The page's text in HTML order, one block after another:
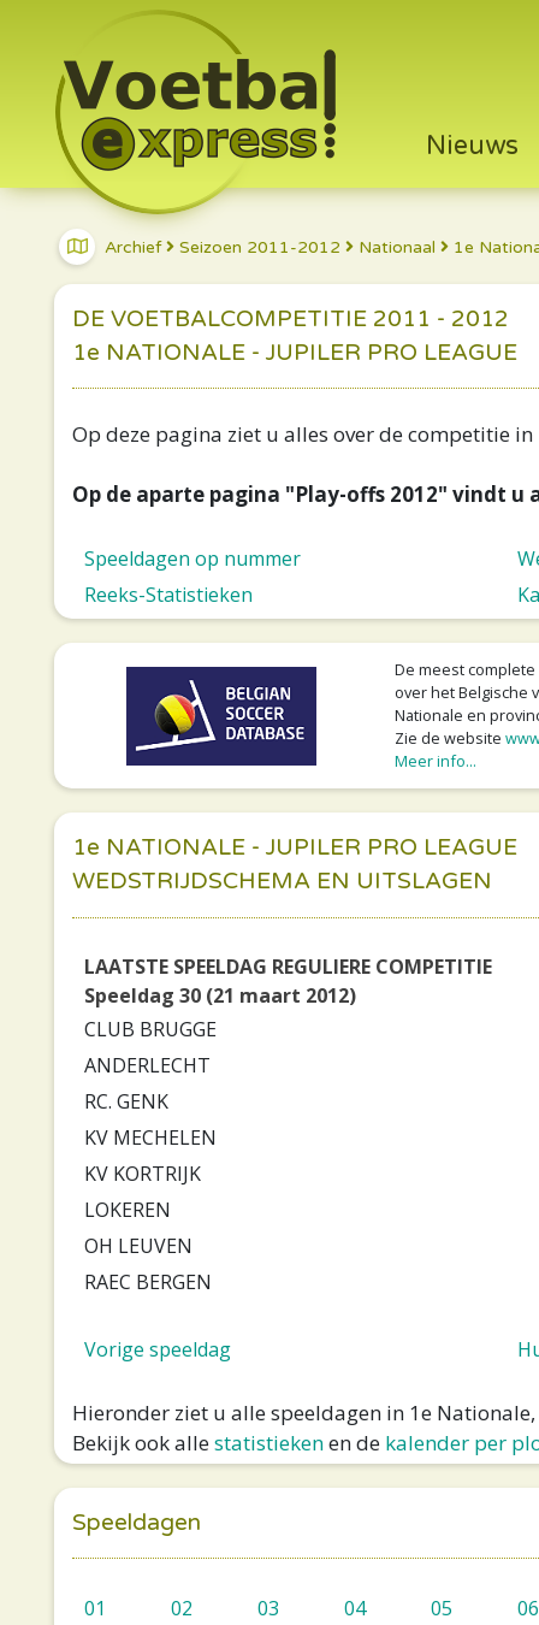
Nieuws
Archief Seizoen 2011-2012 Nationaal 1e
DE VOETBALCOMPETITIE 2011 - 2012
1e NATIONALE - JUPILER PRO LEAGUE
Op deze pagina ziet u alles over de competitie
Op de aparte pagina "Play-offs 2012" vindt
Speeldagen op nummer
Reeks-Statistieken
De meest
over het Belgische
Nationale en
Zie de website
Meer info...
1e NATIONALE - JUPILER PRO LEAGUE
WEDSTRIJDSCHEMA EN UITSLAGEN
LAATSTE SPEELDAG REGULIERE COMPETITIE
Speeldag 30 (21 maart 2012)
CLUB BRUGGE
ANDERLECHT
RC. GENK
KV MECHELEN
KV KORTRIJK
LOKEREN
OH LEUVEN
RAEC BERGEN
Vorige speeldag
Hieronder ziet u alle speeldagen in 1e
Bekijk ook allestatistiekenen de kalender per
Speeldagen
01 02 03 04 05
06